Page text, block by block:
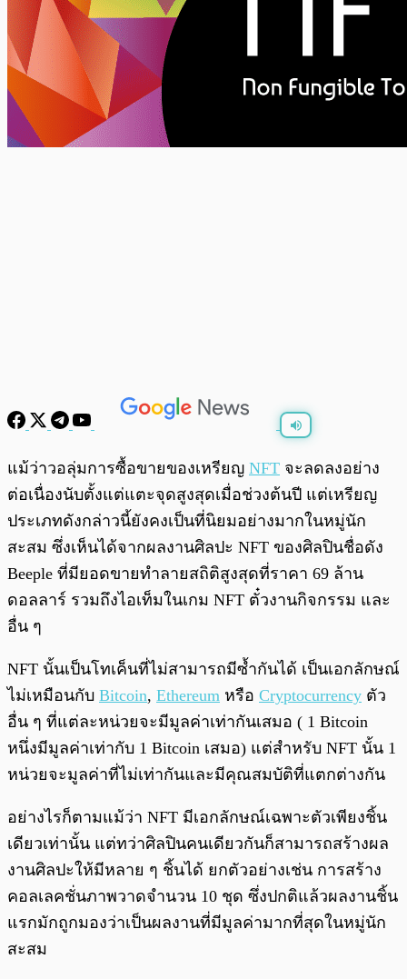
พร้อมเล่น 0:00
แม้ว่าวอลุ่มการซื้อขายของเหรียญ NFT จะลดลงอย่าง
ต่อเนื่องนับตั้งแต่แตะจุดสูงสุดเมื่อช่วงต้นปี แต่เหรียญ
ประเภทดังกล่าวนี้ยังคงเป็นที่นิยมอย่างมากในหมู่นัก
สะสม ซึ่งเห็นได้จากผลงานศิลปะ NFT ของศิลปินชื่อดัง
Beeple ที่มียอดขายทำลายสถิติสูงสุดที่ราคา 69 ล้าน
ดอลลาร์ รวมถึงไอเท็มในเกม NFT ตั๋วงานกิจกรรม และ
อื่น ๆ
NFT นั้นเป็นโทเค็นที่ไม่สามารถมีซ้ำกันได้ เป็นเอกลักษณ์
ไม่เหมือนกับ Bitcoin, Ethereum หรือ Cryptocurrency ตัว
อื่น ๆ ที่แต่ละหน่วยจะมีมูลค่าเท่ากันเสมอ ( 1 Bitcoin
หนึ่งมีมูลค่าเท่ากับ 1 Bitcoin เสมอ) แต่สำหรับ NFT นั้น 1
หน่วยจะมูลค่าที่ไม่เท่ากันและมีคุณสมบัติที่แตกต่างกัน
อย่างไรก็ตามแม้ว่า NFT มีเอกลักษณ์เฉพาะตัวเพียงชิ้น
เดียวเท่านั้น แต่ทว่าศิลปินคนเดียวกันก็สามารถสร้างผล
งานศิลปะให้มีหลาย ๆ ชิ้นได้ ยกตัวอย่างเช่น การสร้าง
คอลเลคชั่นภาพวาดจำนวน 10 ชุด ซึ่งปกติแล้วผลงานชิ้น
แรกมักถูกมองว่าเป็นผลงานที่มีมูลค่ามากที่สุดในหมู่นัก
สะสม